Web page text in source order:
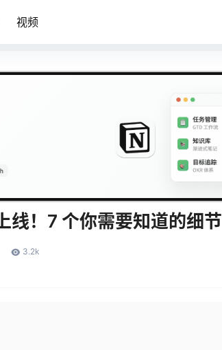
视频
线！7 个你需要知道的细节
3.2k